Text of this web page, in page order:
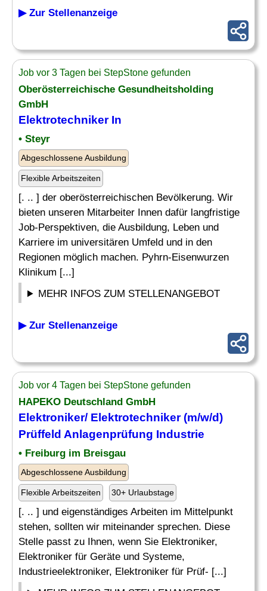
▶ Zur Stellenanzeige
Job vor 3 Tagen bei StepStone gefunden
Oberösterreichische Gesundheitsholding
GmbH
ElektrotechnikerIn
• Steyr
Abgeschlossene Ausbildung
Flexible Arbeitszeiten
[. .. ] der oberösterreichischen Bevölkerung. Wir
bieten unseren Mitarbeiter Innen dafür langfristige
Job-Perspektiven, die Ausbildung, Leben und
Karriere im universitären Umfeld und in den
Regionen möglich machen. Pyhrn-Eisenwurzen
Klinikum [...]
MEHR INFOS ZUM STELLENANGEBOT
▶ Zur Stellenanzeige
Job vor 4 Tagen bei StepStone gefunden
HAPEKO Deutschland GmbH
Elektroniker/ Elektrotechniker(m/w/d)
Prüffeld Anlagenprüfung Industrie
• Freiburg im Breisgau
Abgeschlossene Ausbildung
Flexible Arbeitszeiten 30+ Urlaubstage
[. .. ] und eigenständiges Arbeiten im Mittelpunkt
stehen, sollten wir miteinander sprechen. Diese
Stelle passt zu Ihnen, wenn Sie Elektroniker,
Elektroniker für Geräte und Systeme,
Industrieelektroniker, Elektroniker für Prüf- [...]